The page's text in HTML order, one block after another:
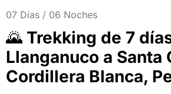
07 Días / 06 Noches
🌄 Trekking de 7
Llanganuco a Santa
Cordillera Blanca,